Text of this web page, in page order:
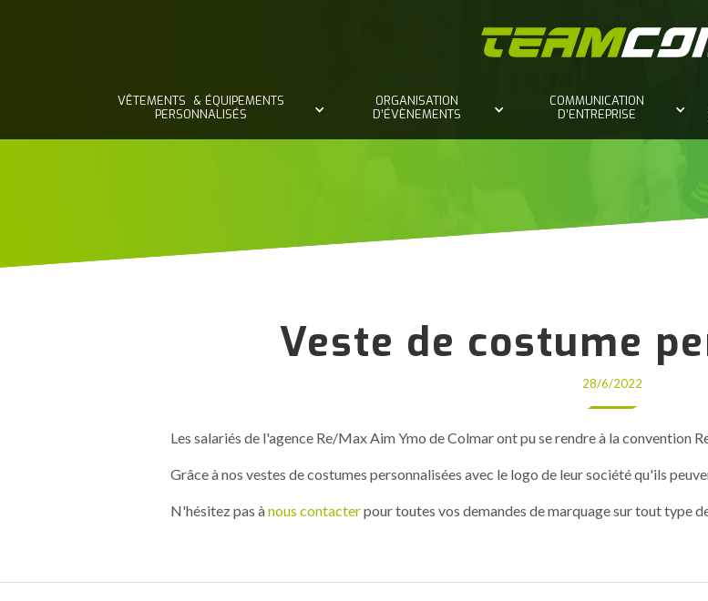
VÊTEMENTS & ÉQUIPEMENTS
PERSONNALISÉS
ORGANISATION
D’ÉVÈNEMENTS
COMMUNICATION
D’ENTREPRISE
Veste de costume
28/6/2022
Les salariés de l'agence Re/Max Aim Ymo de Colmar ont pu se rendre à la convention
Grâce à nos vestes de costumes personnalisées avec le logo de leur société qu'ils
N'hésitez pas ànous contacterpour toutes vos demandes de marquage sur tout type